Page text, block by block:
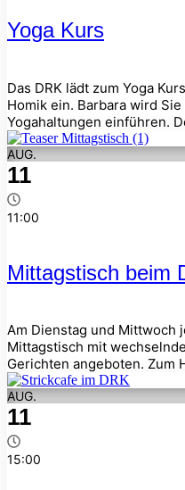
Yoga Kurs
Das DRK lädt zum Yoga
Homik ein. Barbara wird
Yogahaltungen einführen.
AUG.
11
11:00
Mittagstisch beim
Am Dienstag und Mittwoch
Mittagstisch mit
Gerichten angeboten. Zum
AUG.
11
15:00